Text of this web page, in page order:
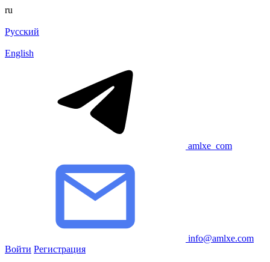
ru
Русский
English
amlxe_com
info@amlxe.com
Войти Регистрация